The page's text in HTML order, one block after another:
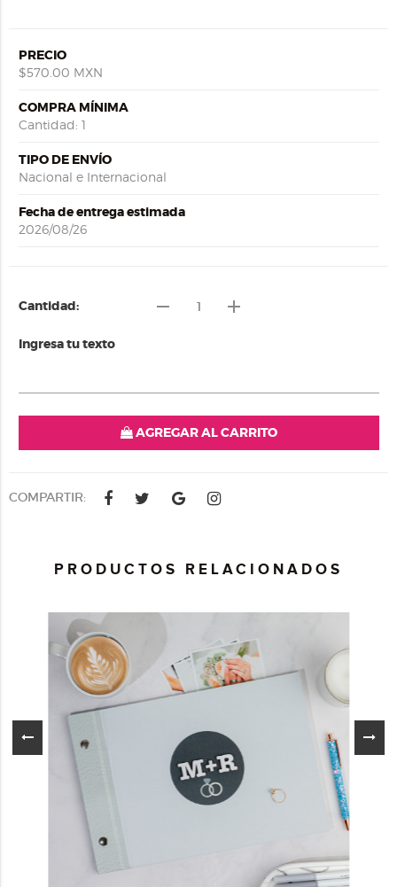
PRECIO
$570.00 MXN
COMPRA MÍNIMA
Cantidad: 1
TIPO DE ENVÍO
Nacional e Internacional
Fecha de entrega estimada
2026/08/26
Cantidad: remove add
Ingresa tu texto
AGREGAR AL CARRITO
COMPARTIR:
PRODUCTOS RELACIONADOS